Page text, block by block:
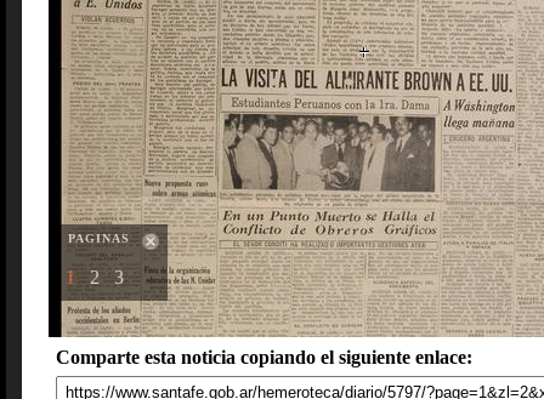
PAGINAS
1 2 3
Comparte esta noticia copiando el siguiente enlace: